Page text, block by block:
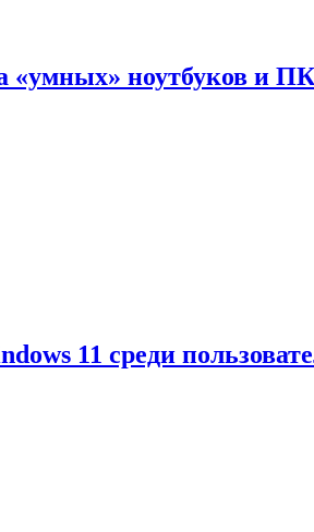
«умных» ноутбуков и ПК
11 среди